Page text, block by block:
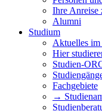
Ihre Anreise
Alumni
Studium
Aktuelles
Hier
Studien-
Fachgebiete
→